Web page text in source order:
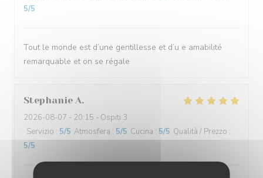
5/5
Tout le monde est d’une gentillesse et d’u e amabilité
remarquable et on se régale
Stephanie A
2026-08-07 - 20:15 - Ospiti 3
Servizio : 5/5 Atmosfera : 5/5 Cucina : 5/5 Qualità / Prezzo :
5/5